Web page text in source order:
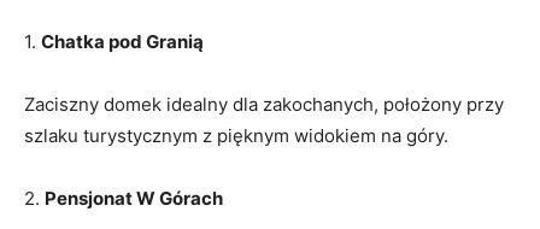
1.⁤ Chatka pod Granią
Zaciszny domek idealny⁤ dla zakochanych, położony ‍przy
szlaku turystycznym z pięknym‍ widokiem na góry.
2. Pensjonat ‌W⁤ Górach